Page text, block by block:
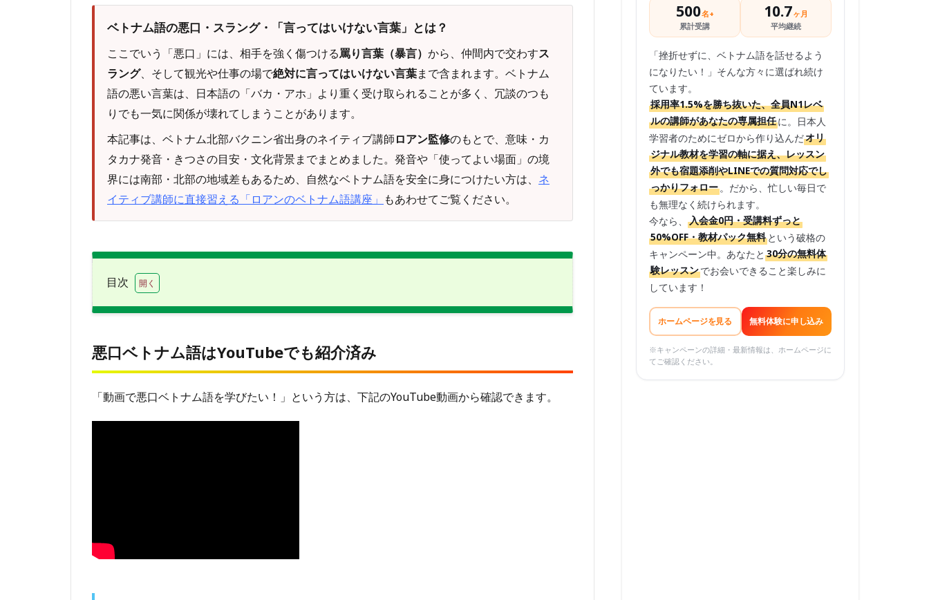
ベトナム語の悪口・スラング・「言ってはいけない言葉」とは？
ここでいう「悪口」には、相手を強く傷つける罵り言葉（暴言） から、仲間内で交わすス
ラング、そして観光や仕事の場で絶対に言ってはいけない言葉まで含まれます。ベトナム
語の悪い言葉は、日本語の「バカ・アホ」より重く受け取られることが多く、冗談のつも
りでも一気に関係が壊れてしまうことがあります。
本記事は、ベトナム北部バクニン省出身のネイティブ講師ロアン監修のもとで、意味・カ
タカナ発音・きつさの目安・文化背景までまとめました。発音や「使ってよい場面」の境
界には南部・北部の地域差もあるため、自然なベトナム語を安全に身につけたい方は、 ネ
イティブ講師に直接習える「ロアンのベトナム語講座」 もあわせてご覧ください。
目次
0.1 悪
YouTube
でも紹介
1
ベト
は？
悪口ベトナム語はYouTubeでも紹介済み
「動画で悪口ベトナム語を学びたい！」という方は、下記のYouTube動画から確認できます。
500名+
累計受講
10.7ヶ月
平均継続
「挫折せずに、ベトナム語を話せるよう
になりたい！」そんな方々に選ばれ続け
ています。
採用率1.5%を勝ち抜いた、全員N1レベ
ルの講師があなたの専属担任に。日本人
学習者のためにゼロから作り込んだオリ
ジナル教材を学習の軸に据え、レッスン
外でも宿題添削やLINEでの質問対応でし
っかりフォロー 。だから、忙しい毎日で
も無理なく続けられます。
今なら、
入会金0円・受講料ずっと
50%OFF・教材パック無料 という破格の
キャンペーン中。あなたと 30分の無料体
験レッスンでお会いできること楽しみに
しています！
ホームページを見る 無料体験に申し込み
※キャンペーンの詳細・最新情報は、ホームページに
てご確認ください。